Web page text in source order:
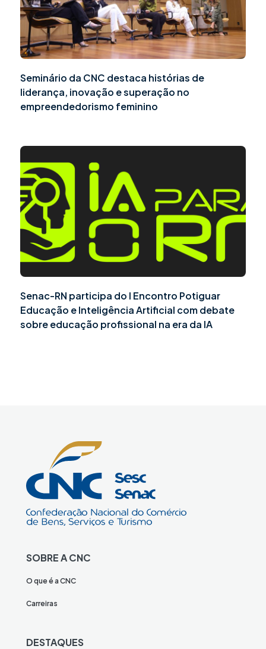
Seminário da CNC destaca histórias de
liderança, inovação e superação no
empreendedorismo feminino
Senac-RN participa do I Encontro Potiguar
Educação e Inteligência Artificial com debate
sobre educação profissional na era da IA
SOBRE A CNC
O que é a CNC
Carreiras
DESTAQUES